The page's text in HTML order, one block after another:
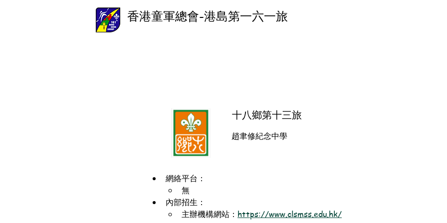
香港童軍總會-港島第一六一旅
十八鄉第十三旅
趙聿修紀念中學
網絡平台：
無
內部招生：
主辦機構網站： https://www.clsmss.edu.hk/